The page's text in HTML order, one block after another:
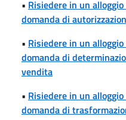
• Risiedere in un
domanda di
• Risiedere in un
domanda di
vendita
• Risiedere in un
domanda di